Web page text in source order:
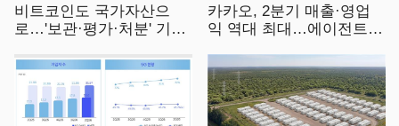
비트코인도 국가자산으
로…'보관·평가·처분' 기준
카카오, 2분기 매출·영업
익 역대 최대…에이전트 A